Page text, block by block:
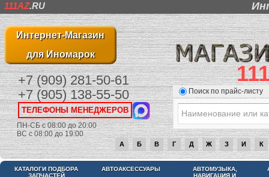
111AZ.RU
Интернет-Магазин
для Иномарок
+7 (909) 281-50-61
+7 (905) 138-55-50
ТЕЛЕФОНЫ МЕНЕДЖЕРОВ
ПН-СБ с 08:00 до 20:00
ВС с 08:00 до 19:00
Поиск по прайс-листу
А Б В Г Д Ж З И К
КАТАЛОГИ ПОДБОРА
ЗАПЧАСТЕЙ
АВТОАКСЕССУАРЫ
АВТОМУЗЫКА,
НАВИГАЦИЯ И